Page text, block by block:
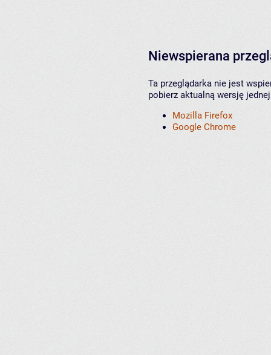
Niewspierana
Ta przeglądarka nie jest
pobierz aktualną wersję
Mozilla Firefox
Google Chrome